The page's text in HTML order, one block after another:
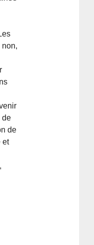
non,
de
de
et